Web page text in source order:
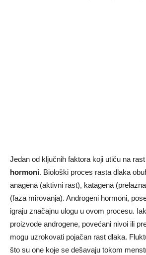
Jedan od ključnih faktora koji utiču na
hormoni. Biološki proces rasta dlaka
anagena (aktivni rast), katagena
(faza mirovanja). Androgeni hormoni,
igraju značajnu ulogu u ovom procesu.
proizvode androgene, povećani nivoi ili
mogu uzrokovati pojačan rast dlaka.
što su one koje se dešavaju tokom